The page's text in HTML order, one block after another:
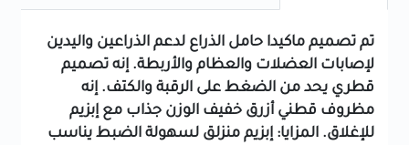
تم تصميم ماكيدا حامل الذراع لدعم الذراعين واليدين
لإصابات العضلات والعظام والأربطة. إنه تصميم
قطري يحد من الضغط على الرقبة والكتف. إنه
مظروف قطني أزرق خفيف الوزن جذاب مع إبزيم
للإغلاق. المزايا: إبزيم منزلق لسهولة الضبط يناسب